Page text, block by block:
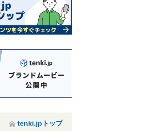
tenki.jpトップ